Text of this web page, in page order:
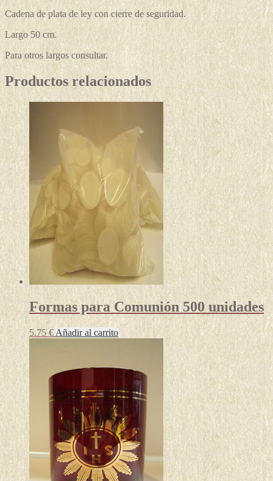
Cadena de plata de ley con cierre de seguridad.
Largo 50 cm.
Para otros largos consultar.
Productos relacionados
Formas para Comunión 500 unidades
5.75€ Añadir al carrito